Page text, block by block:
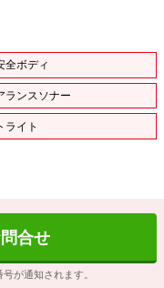
全ボディ
ランスソナー
ライト
合せ
が通知されます。